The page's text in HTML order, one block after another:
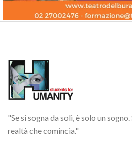
"Se si sogna da soli, è solo un
realtà che comincia."